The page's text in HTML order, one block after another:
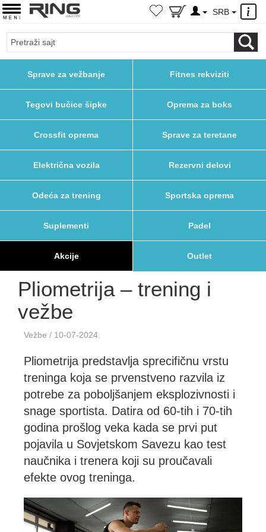
×
SRB
Sprave za vežbanje Fitnes rekviziti
Tegovi bučice šipke Oprema za boks
Crossfit oprema Sprave za teretane
Električna vozila Rezervni delovi
Odeća za trening Sportska oprema
Suplementi Padel
Akcije Outlet
Pliometrija – trening i
vežbe
Vežbe / 10-07-2024.
Pliometrija predstavlja sprecifičnu vrstu
treninga koja se prvenstveno razvila iz
potrebe za poboljšanjem eksplozivnosti i
snage sportista. Datira od 60-tih i 70-tih
godina prošlog veka kada se prvi put
pojavila u Sovjetskom Savezu kao test
naučnika i trenera koji su proučavali
efekte ovog treninga.